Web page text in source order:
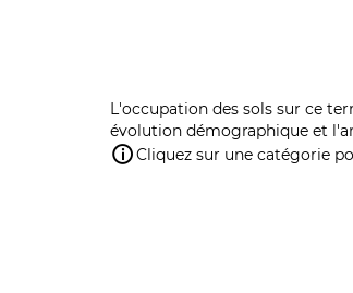
L'occupation des sols sur ce
évolution démographique et
Cliquez sur une catégorie